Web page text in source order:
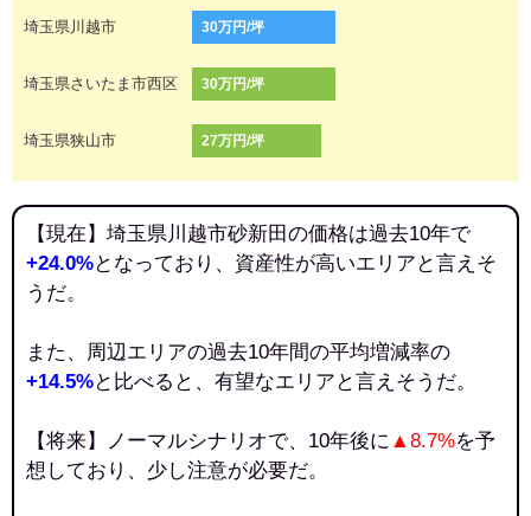
埼玉県川越市 30万円/坪
埼玉県さいたま市西区 30万円/坪
埼玉県狭山市 27万円/坪
【現在】埼玉県川越市砂新田の価格は過去10年で
+24.0%となっており、資産性が高いエリアと言えそ
うだ。
また、周辺エリアの過去10年間の平均増減率の
+14.5%と比べると、有望なエリアと言えそうだ。
【将来】ノーマルシナリオで、10年後に ▲8.7%を予
想しており、少し注意が必要だ。